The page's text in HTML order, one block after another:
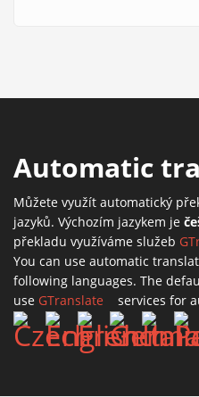
Automatic
Můžete využít automatický
jazyků. Výchozím jazykem je
překladu využíváme služeb
You can use automatic
following languages. The
use GTranslate (link is external)
services for